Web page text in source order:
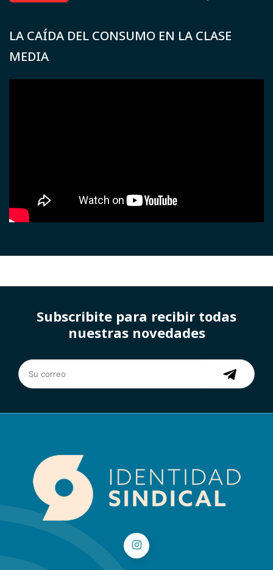
LA CAÍDA DEL CONSUMO EN LA CLASE
MEDIA
Subscribite para recibir todas
nuestras novedades